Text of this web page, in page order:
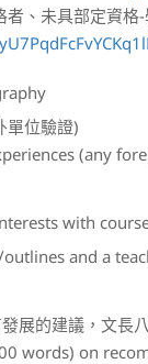
、未具部定資
單位驗證)
(any
with
and a
展的建議，文長
words) on